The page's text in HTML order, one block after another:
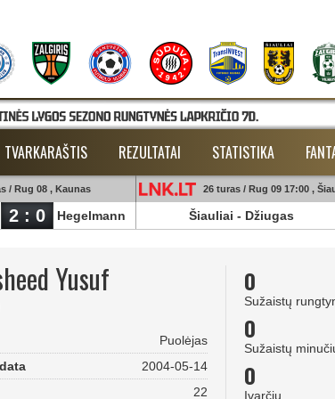
TVARKARAŠTIS REZULTATAI STATISTIKA
/ Rug 08 , Kaunas
2 : 0 Hegelmann
26 turas / Rug 09 17:00 ,
Šiauliai - Džiugas
Yusuf
Puolėjas
2004-05-14
22
0
Sužaistų
0
Sužaistų
0
Įvarčių